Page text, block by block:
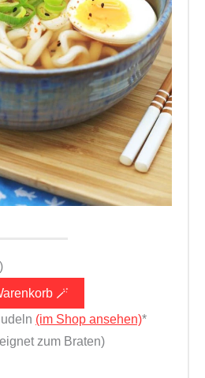
🪄
(im Shop ansehen)*
zum Braten)